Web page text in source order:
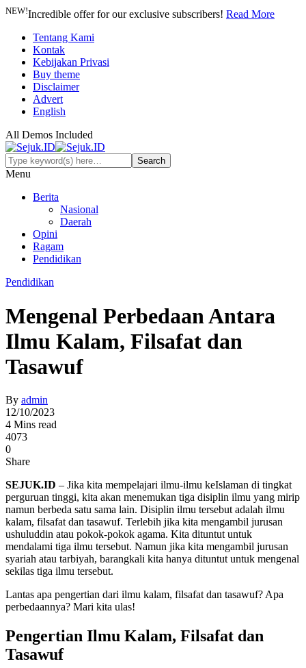
NEW!Incredible offer for our exclusive subscribers! Read More
Tentang Kami
Kontak
Kebijakan Privasi
Buy theme
Disclaimer
Advert
English
All Demos Included
Menu
Berita
Nasional
Daerah
Opini
Ragam
Pendidikan
Pendidikan
Mengenal Perbedaan Antara
Ilmu Kalam, Filsafat dan
Tasawuf
By admin
12/10/2023
4 Mins read
4073
0
Share
SEJUK.ID – Jika kita mempelajari ilmu-ilmu keIslaman di tingkat
perguruan tinggi, kita akan menemukan tiga disiplin ilmu yang mirip
namun berbeda satu sama lain. Disiplin ilmu tersebut adalah ilmu
kalam, filsafat dan tasawuf. Terlebih jika kita mengambil jurusan
ushuluddin atau pokok-pokok agama. Kita dituntut untuk
mendalami tiga ilmu tersebut. Namun jika kita mengambil jurusan
syariah atau tarbiyah, barangkali kita hanya dituntut untuk mengenal
sekilas tiga ilmu tersebut.
Lantas apa pengertian dari ilmu kalam, filsafat dan tasawuf? Apa
perbedaannya? Mari kita ulas!
Pengertian Ilmu Kalam, Filsafat dan
Tasawuf